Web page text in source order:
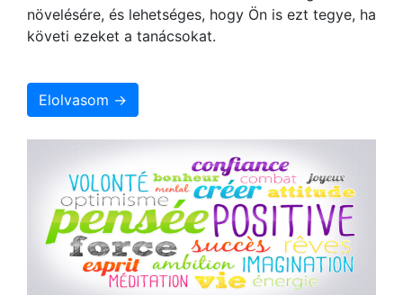
növelésére, és lehetséges, hogy Ön is ezt tegye, ha
követi ezeket a tanácsokat.
Elolvasom →